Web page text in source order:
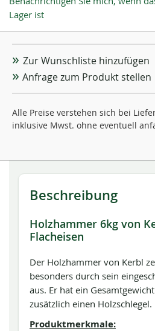
Lager ist
Zur Wunschliste hinzufügen
Anfrage zum Produkt stellen
Alle Preise verstehen sich bei
inklusive Mwst. ohne eventuell
Beschreibung
Holzhammer 6kg von
Flacheisen
Der Holzhammer von Kerbl
besonders durch sein
aus. Er hat ein
zusätzlich einen Holzschlegel.
Produktmerkmale: